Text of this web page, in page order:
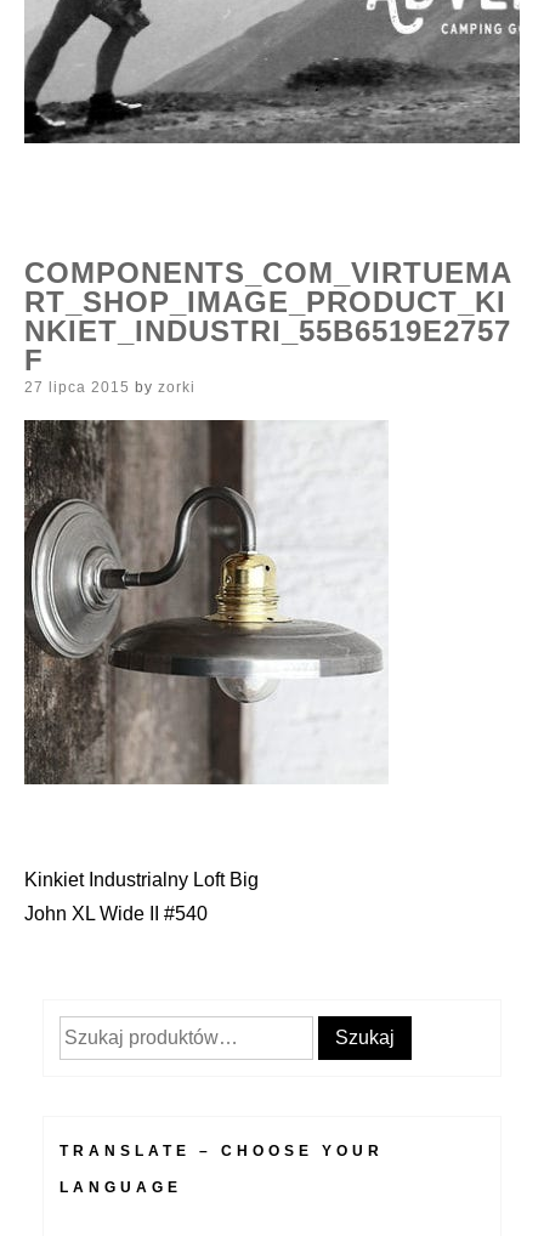
COMPONENTS_COM_VIRTUEMA
RT_SHOP_IMAGE_PRODUCT_KI
NKIET_INDUSTRI_55B6519E2757
F
Posted
27 lipca 2015 by zorki
Nawigacja
Kinkiet Industrialny Loft Big
John XL Wide II #540
Szukaj: Szukaj
TRANSLATE – CHOOSE YOUR
LANGUAGE